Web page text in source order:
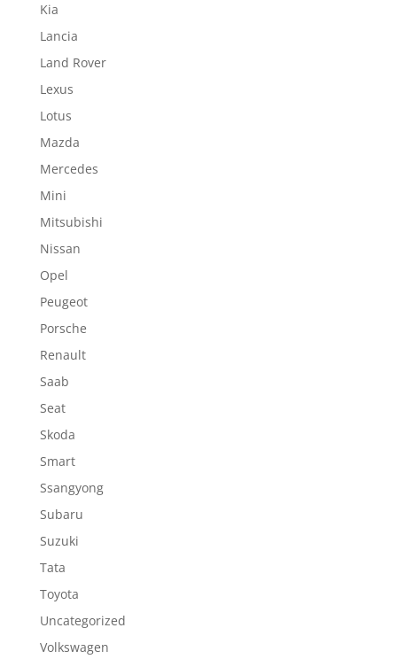
Kia
Lancia
Land Rover
Lexus
Lotus
Mazda
Mercedes
Mini
Mitsubishi
Nissan
Opel
Peugeot
Porsche
Renault
Saab
Seat
Skoda
Smart
Ssangyong
Subaru
Suzuki
Tata
Toyota
Uncategorized
Volkswagen